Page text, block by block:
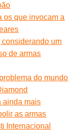
os que invocam a
um
de armas
do mundo
ainda mais
as armas
Internacional